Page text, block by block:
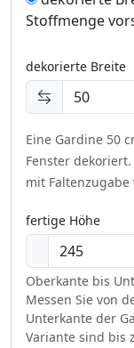
Stoffmenge
dekorierte Breite
Eine Gardine 50
Fenster dekoriert.
mit
fertige Höhe
Oberkante bis
Messen Sie von
Unterkante der
Variante sind bis